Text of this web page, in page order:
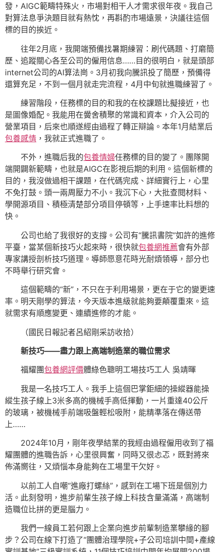
發，AIGC範疇特殊火，市場對相干人才需求很年夜。我自己
對算法息爭決題目就有熱忱，再斟酌市場遠景，決議往這個
標的目的挨近。
往年2月底，我開端預備找暑期練習：刷代碼題、打磨簡
歷、追蹤關心各至公司的僱用信息……目的很明白，就是頭部
internet公司的AI算法崗。3月初我向騰訊投了簡歷，預備得
還算充足，不到一個月就走完流程，4月中旬就進職練習了。
練習階段，任務標的目的和我的在校課題比擬接近，也
是圖像婚配。我能用在黌舍積聚的常識和資本，介入公司的
營業項目，后來也順遂經由過程了轉正辯論。本年1月結業后
包養感情 ，我就正式進職了。
不外，進職后我的包養情婦任務標的目的變了。團隊開
端開闢新範疇，也就是AIGC在影視后期的利用。這個新標的
目的，我沒做過相干課題，在代碼完成、詳細實行上，心里
不免打鼓。頭一兩周壓力不小。我沉下心，大批查閱材料、
學開源項目、積極清楚部分項目停頓等，上手速率比料想的
快。
公司也給了我很好的支撐。公司有“騰訊書院”如許的進修
平臺，當某個新技巧火起來時，很快就包養網推薦會有外部
專家講授剖析技巧道理。導師愿意花時光耐煩領導，部分也
不時舉行研究會。
這個範疇的“新”，不只在于利用場景，更在于它的變更速
率。明天剛學的算法，今天版本進級就能夠要顛覆重來。這
就需求有順應變更、連續進修的才能。
（國民日報記者呂紹剛采訪收拾）
新技巧——盡力跟上高端制造業的職位需求
福耀團包養網評價體綠色聰明工場技巧工人 吳靖暉
我是一名技巧工人。我手上這個巴掌鉅細的操縱器能操
縱生孩子線上3米多高的機械手高低揮動，一片重達40公斤
的玻璃，被機械手前端吸盤輕松吸附，能精準落在傳送帶
上……
2024年10月，剛年夜學結業的我經由過程僱用收到了福
耀團體的進職告訴，心里很興奮，同時又很忐忑，既對將來
佈滿嚮往，又煩惱本身能夠在工場里干欠好。
以前工人自嘲“進廠打螺絲”，感到在工場下班是個別力
活。此刻發明，進步前輩生孩子線上科技含量滿滿，高端制
造職位比拼的更是腦力。
我們一線員工若何跟上企業向進步前輩制造業攀緣的腳
步？公司在線下打造了“團體治理學院+子公司培訓中間+產線